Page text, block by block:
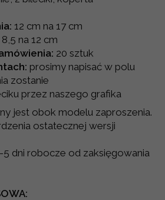
12 cm na 17 cm
8,5 na 12 cm
20 sztuk
prosimy napisać w polu
zostanie
przez naszego grafika
jest obok modelu zaproszenia.
ostatecznej wersji
5 dni robocze od zaksięgowania